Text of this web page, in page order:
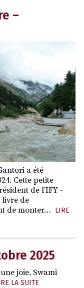
–
a été
Cette petite
de l’IFY -
de
de monter… LIRE
2025
joie. Swami
LA SUITE